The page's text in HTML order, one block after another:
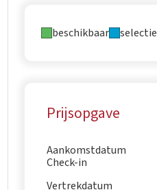
beschikbaar selectie
Prijsopgave
Aankomstdatum
Check-in
Vertrekdatum